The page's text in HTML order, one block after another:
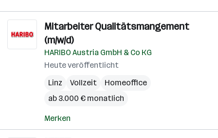
Mitarbeiter Qualitätsmangement
(m/w/d)
HARIBO Austria GmbH & Co KG
Heute veröffentlicht
Linz
Vollzeit
Homeoffice
ab 3.000 € monatlich
Merken